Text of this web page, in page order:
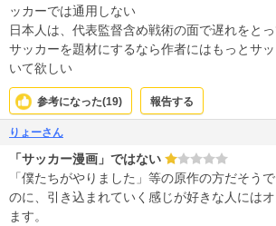
ッカーでは通用しない
日本人は、代表監督含め戦術の面で遅れをと
サッカーを題材にするなら作者にはもっとサ
いて欲しい
参考になった(19) 報告する
りょーさん
「サッカー漫画」ではない
「僕たちがやりました」等の原作の方だそう
のに、引き込まれていく感じが好きな人には
ます。